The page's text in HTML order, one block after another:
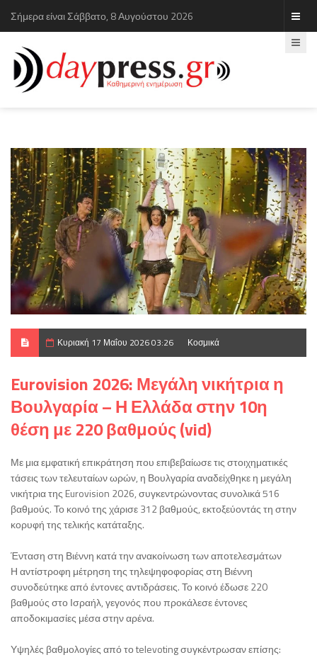
Σήμερα είναι Σάββατο, 8 Αυγούστου 2026
Κυριακή 17 Μαΐου 2026 03:26 Κοσμικά
Eurovision 2026: Μεγάλη νικήτρια η
Βουλγαρία – Η Ελλάδα στην 10η
θέση με 220 βαθμούς (vid)
Με μια εμφατική επικράτηση που επιβεβαίωσε τις στοιχηματικές
τάσεις των τελευταίων ωρών, η Βουλγαρία αναδείχθηκε η μεγάλη
νικήτρια της Eurovision 2026, συγκεντρώνοντας συνολικά 516
βαθμούς. Το κοινό της χάρισε 312 βαθμούς, εκτοξεύοντάς τη στην
κορυφή της τελικής κατάταξης.
Ένταση στη Βιέννη κατά την ανακοίνωση των αποτελεσμάτων
Η αντίστροφη μέτρηση της τηλεψηφοφορίας στη Βιέννη
συνοδεύτηκε από έντονες αντιδράσεις. Το κοινό έδωσε 220
βαθμούς στο Ισραήλ, γεγονός που προκάλεσε έντονες
αποδοκιμασίες μέσα στην αρένα.
Υψηλές βαθμολογίες από το televoting συγκέντρωσαν επίσης: